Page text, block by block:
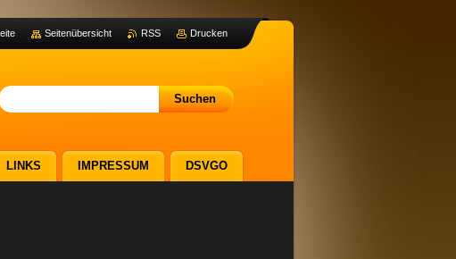
LINKS IMPRESSUM DSVGO
Seitenübersicht RSS Drucken